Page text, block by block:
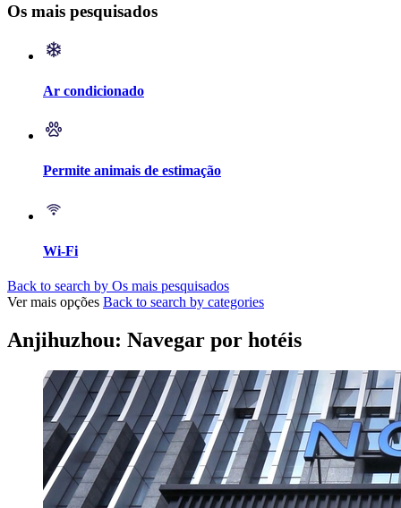
Os mais pesquisados
Ar condicionado
Permite animais de estimação
Wi-Fi
Back to search by Os mais pesquisados
Ver mais opções Back to search by categories
Anjihuzhou: Navegar por hotéis